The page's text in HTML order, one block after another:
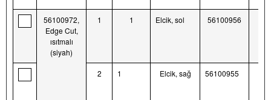
56100972,
Edge Cut,
ısıtmalı
(siyah)
1 1 Elcik, sol 56100956
2 1 Elcik, sağ 56100955